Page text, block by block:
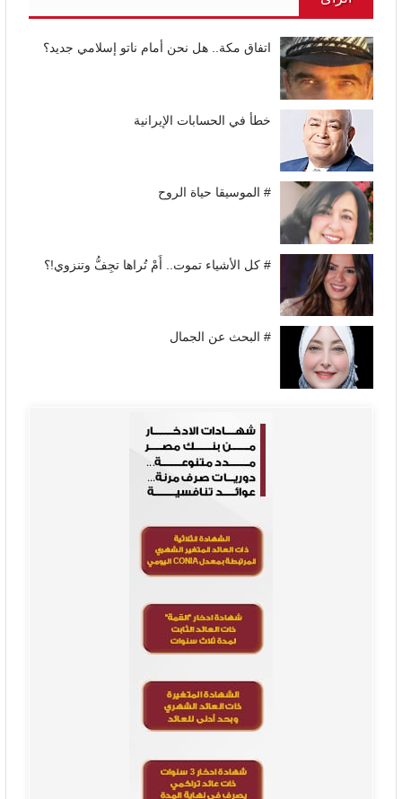
اتفاق مكة.. هل نحن أمام ناتو إسلامي جديد؟
خطأ في الحسابات الإيرانية
# الموسيقا حياة الروح
# كل الأشياء تموت.. أَمْ تُراها تجِفُّ وتنزوي!؟
# البحث عن الجمال